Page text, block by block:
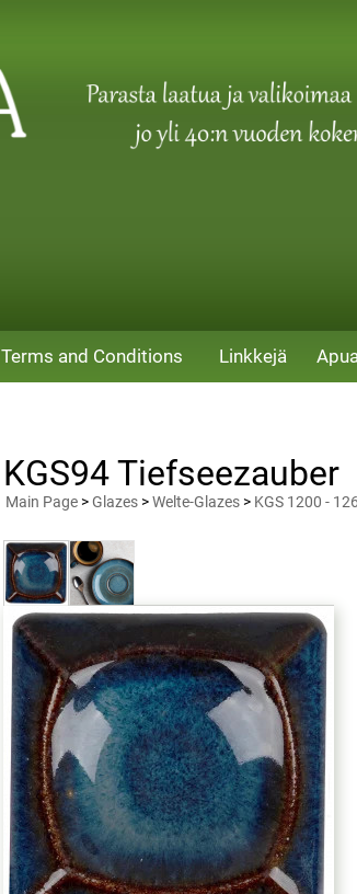
Terms and Conditions Linkkejä
KGS94 Tiefseezauber
Main Page >Glazes >Welte-Glazes > KGS 1200 -